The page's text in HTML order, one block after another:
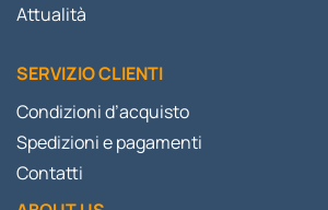
Attualità
SERVIZIO CLIENTI
Condizioni d’acquisto
Spedizioni e pagamenti
Contatti